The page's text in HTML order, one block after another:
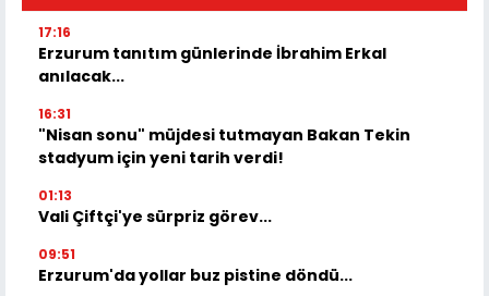
17:16
Erzurum tanıtım günlerinde İbrahim Erkal
anılacak...
16:31
"Nisan sonu" müjdesi tutmayan Bakan Tekin
stadyum için yeni tarih verdi!
01:13
Vali Çiftçi'ye sürpriz görev...
09:51
Erzurum'da yollar buz pistine döndü...